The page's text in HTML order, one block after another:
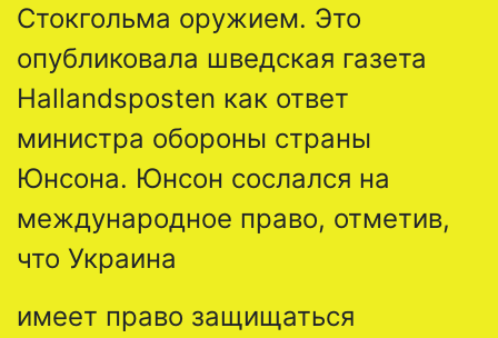
Стокгольма оружием. Это
опубликовала шведская газета
Hallandsposten как ответ
министра обороны страны
Юнсона. Юнсон сослался на
международное право, отметив,
что Украина
имеет право защищаться